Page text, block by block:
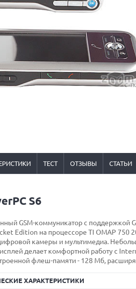
ТЕСТ ОТЗЫВЫ СТАТЬИ
S6
GSM-коммуникатор с
Edition на процессоре TI OMAP 750
камеры и мультимедиа.
делает комфортной работу с
флеш-памяти - 128 Мб,
ХАРАКТЕРИСТИКИ